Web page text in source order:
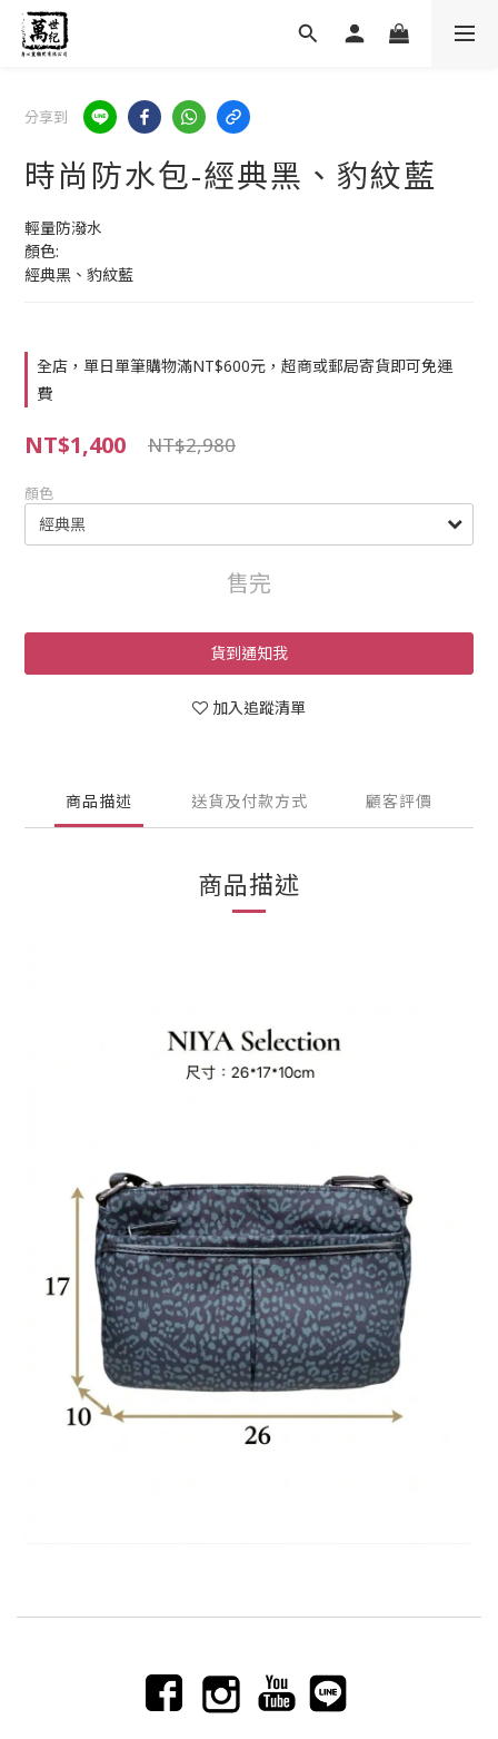
分享到
時尚防水包-經典黑、豹紋藍
輕量防潑水
顏色:
經典黑、豹紋藍
全店，單日單筆購物滿NT$600元，超商或郵局寄貨即可免運
費
NT$1,400 NT$2,980
顏色
售完
貨到通知我
加入追蹤清單
商品描述 送貨及付款方式 顧客評價
商品描述